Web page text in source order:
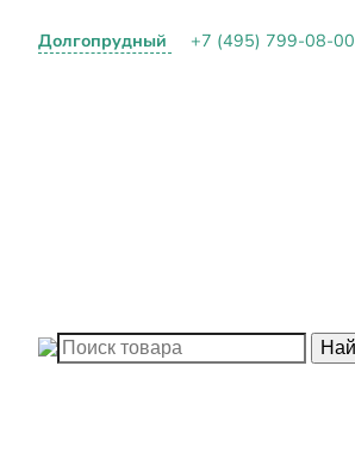
Долгопрудный +7 (495) 799-08-00